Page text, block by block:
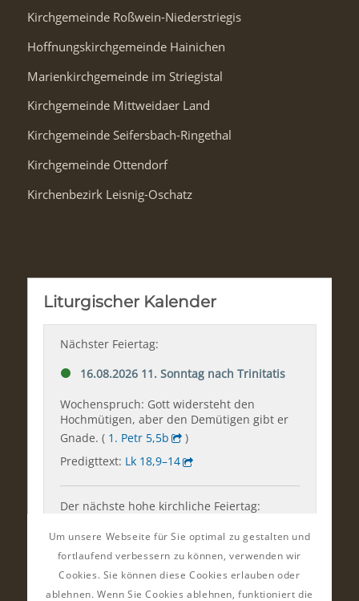
Kirchgemeinde Roßwein-Niederstriegis
Hoffnungskirchgemeinde Hainichen
Marienkirchgemeinde im Striegistal
Kirchgemeinde Mittweidaer Land
Kirchgemeinde Seifersbach-Ringethal
Kirchgemeinde Ottendorf
Kirchenbezirk Leisnig-Oschatz
Um unsere Webseite für Sie optimal zu gestalten und
fortlaufend verbessern zu können, verwenden wir
Cookies. Sie können diese Cookies erlauben oder
ablehnen. Wenn Sie Cookies ablehnen, funktioniert die